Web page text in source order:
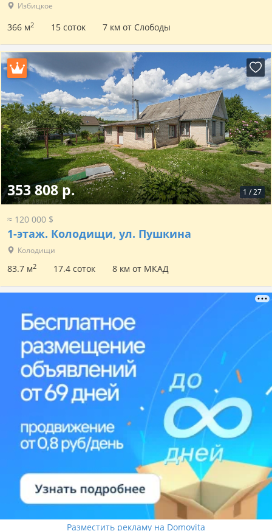
Избицкое
366 м2 15 соток 7 км от Слободы
1 /27
353 808 р.
≈ 120 000 $
1-этаж. Колодищи, ул. Пушкина
Колодищи
83.7 м2 17.4 соток 8 км от МКАД
Разместить рекламу на Domovita